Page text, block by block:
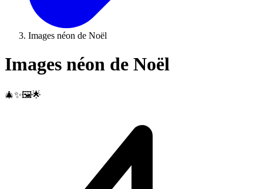
Images néon de Noël
Images néon de Noël
🎄✨🖼️🌟